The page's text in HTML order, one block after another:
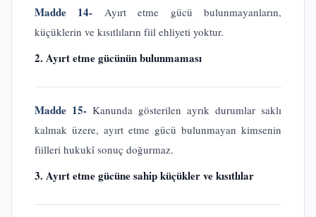
Madde 14- Ayırt etme gücü bulunmayanların,
küçüklerin ve kısıtlıların fiil ehliyeti yoktur.
2. Ayırt etme gücünün bulunmaması
Madde 15- Kanunda gösterilen ayrık durumlar saklı
kalmak üzere, ayırt etme gücü bulunmayan kimsenin
fiilleri hukukî sonuç doğurmaz.
3. Ayırt etme gücüne sahip küçükler ve kısıtlılar